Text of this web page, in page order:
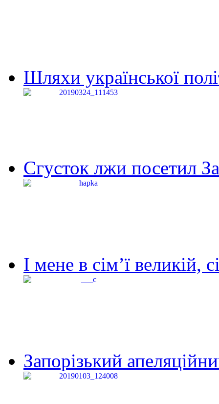
Шляхи української
Сгусток лжи посетил
І мене в сім’ї великій,
Запорізький